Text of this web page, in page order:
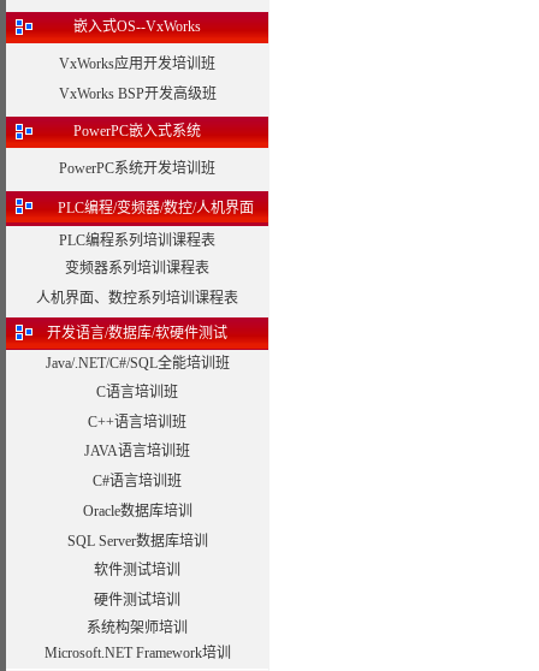
嵌入式OS--VxWorks
VxWorks应用开发培训班
VxWorks BSP开发高级班
PowerPC嵌入式系统
PowerPC系统开发培训班
PLC编程/变频器/数控/人机界面
PLC编程系列培训课程表
变频器系列培训课程表
人机界面、数控系列培训课程表
开发语言/数据库/软硬件测试
Java/.NET/C#/SQL全能培训班
C语言培训班
C++语言培训班
JAVA语言培训班
C#语言培训班
Oracle数据库培训
SQL Server数据库培训
软件测试培训
硬件测试培训
系统构架师培训
Microsoft.NET Framework培训